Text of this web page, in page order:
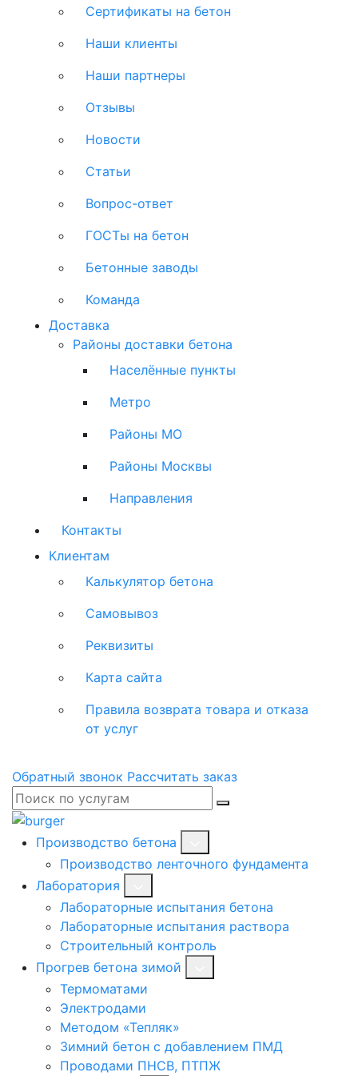
Сертификаты на бетон
Наши клиенты
Наши партнеры
Отзывы
Новости
Статьи
Вопрос-ответ
ГОСТы на бетон
Бетонные заводы
Команда
Доставка
Районы доставки бетона
Населённые пункты
Метро
Районы МО
Районы Москвы
Направления
Контакты
Клиентам
Калькулятор бетона
Самовывоз
Реквизиты
Карта сайта
Правила возврата товара и отказа
от услуг
Обратный звонок Рассчитать заказ
Производство бетона
Производство ленточного фундамента
Лаборатория
Лабораторные испытания бетона
Лабораторные испытания раствора
Строительный контроль
Прогрев бетона зимой
Термоматами
Электродами
Методом «Тепляк»
Зимний бетон с добавлением ПМД
Проводами ПНСВ, ПТПЖ